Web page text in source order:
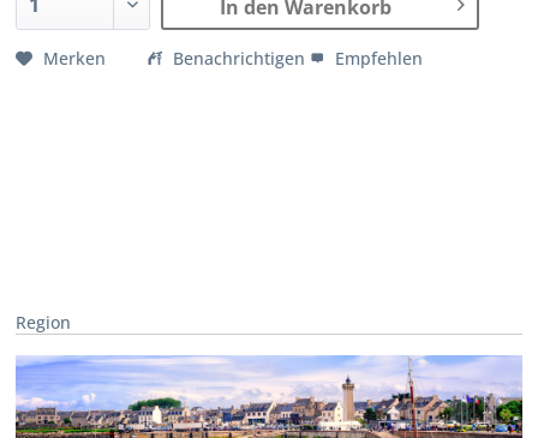
In den Warenkorb
Merken Benachrichtigen Empfehlen
Region